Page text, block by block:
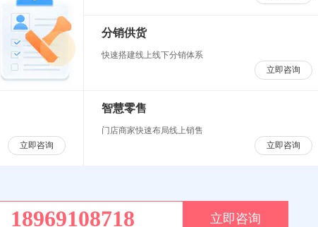
分销供货
快速搭建线上线下分销体系
立即咨询
立即咨询
智慧零售
门店商家快速布局线上销售
立即咨询
18969108718 立即咨询